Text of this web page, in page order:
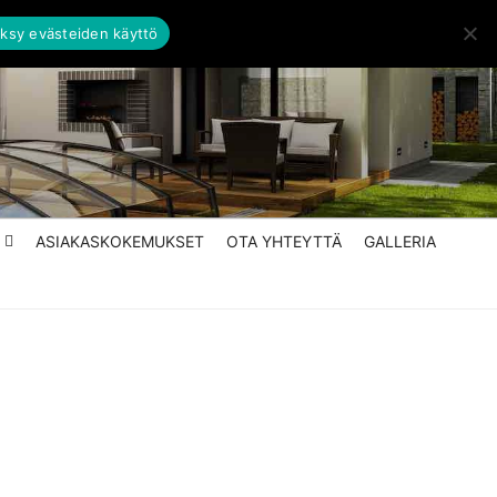
ASIAKASKOKEMUKSET OTA YHTEYTTÄ GALLERIA
evästeiden käyttö